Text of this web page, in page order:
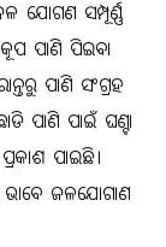
ସମ୍ପୂର୍ଣ୍ଣ
ପାଣି ପିଇବା
ପାଣି ସଂଗ୍ରହ
ପାଣି ପାଇଁ ଘଣ୍ଟା
ପାଇଛି।
ଜଳଯୋଗାଣ